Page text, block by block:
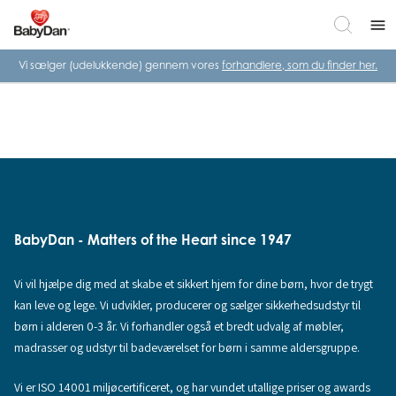
menu
Vi sælger (udelukkende) gennem vores forhandlere, som du finder her.
BabyDan - Matters of the Heart since 1947
Vi vil hjælpe dig med at skabe et sikkert hjem for dine børn, hvor de trygt
kan leve og lege. Vi udvikler, producerer og sælger sikkerhedsudstyr til
børn i alderen 0-3 år. Vi forhandler også et bredt udvalg af møbler,
madrasser og udstyr til badeværelset for børn i samme aldersgruppe.
Vi er ISO 14001 miljøcertificeret, og har vundet utallige priser og awards